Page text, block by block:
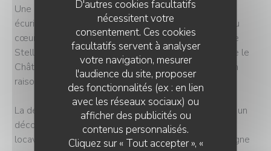
D'autres cookies facultatifs
nécessitent votre
consentement. Ces cookies
facultatifs servent à analyser
votre navigation, mesurer
l'audience du site, proposer
des fonctionnalités (ex : en lien
avec les réseaux sociaux) ou
afficher des publicités ou
contenus personnalisés.
Cliquez sur « Tout accepter », «
Une grande demeure, des gîtes, des piscines, des
écuries, une carrière, un manège, des ruches… c’est au
cœur d’un domaine de 33 hectares que la décoratrice
Stella Cadente et le chef Frédéric Vardon font revivre le
Château de Maffliers après deux ans de fermeture en
raison d’un incendie.
La demeure XIXème renaît ainsi de ses cendres avec un
décor remis au goût du jour et deux restaurants
locavores. Une imposante et belle maison de campagne